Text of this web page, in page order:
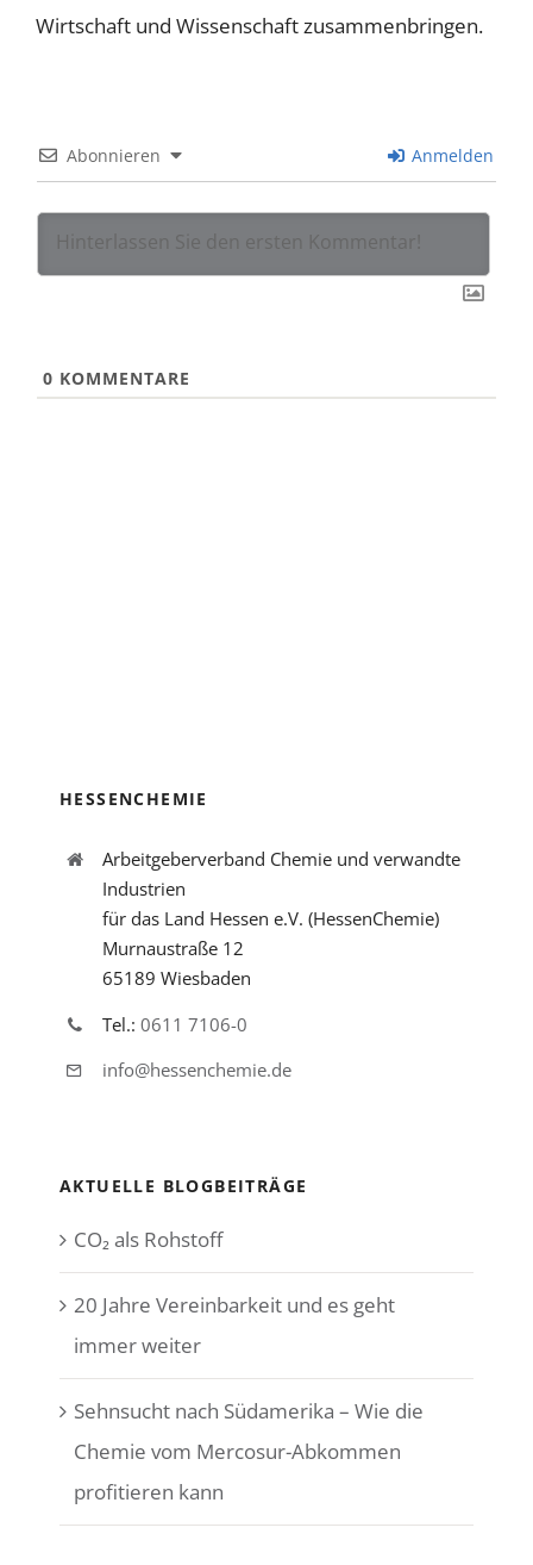
Wirtschaft und Wissenschaft zusammenbringen.
Abonnieren Anmelden
0 KOMMENTARE
HESSENCHEMIE
Arbeitgeberverband Chemie und verwandte
Industrien
für das Land Hessen e.V. (HessenChemie)
Murnaustraße 12
65189 Wiesbaden
Tel.: 0611 7106-0
info@hessenchemie.de
AKTUELLE BLOGBEITRÄGE
CO₂ als Rohstoff
20 Jahre Vereinbarkeit und es geht
immer weiter
Sehnsucht nach Südamerika – Wie die
Chemie vom Mercosur-Abkommen
profitieren kann